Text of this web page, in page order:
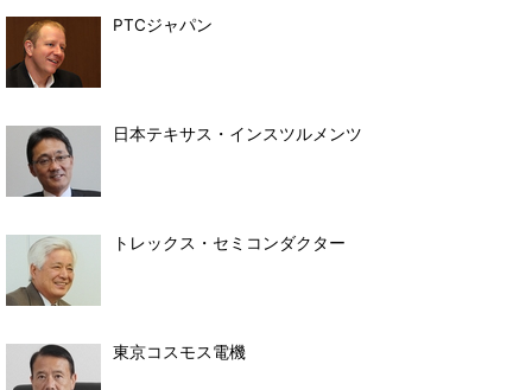
PTCジャパン
日本テキサス・インスツルメンツ
トレックス・セミコンダクター
東京コスモス電機